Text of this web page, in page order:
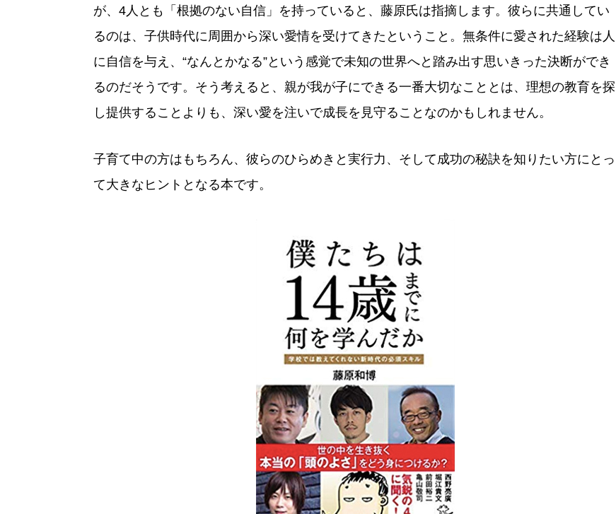
が、4人とも「根拠のない自信」を持っていると、藤原氏は指摘します。彼らに共通してい
るのは、子供時代に周囲から深い愛情を受けてきたということ。無条件に愛された経験は人
に自信を与え、“なんとかなる”という感覚で未知の世界へと踏み出す思いきった決断ができ
るのだそうです。そう考えると、親が我が子にできる一番大切なこととは、理想の教育を探
し提供することよりも、深い愛を注いで成長を見守ることなのかもしれません。
子育て中の方はもちろん、彼らのひらめきと実行力、そして成功の秘訣を知りたい方にとっ
て大きなヒントとなる本です。